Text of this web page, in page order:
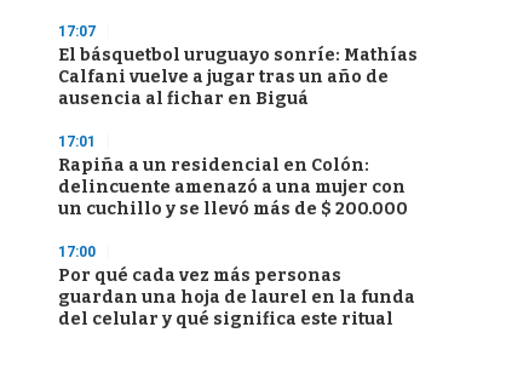
17:07
El básquetbol uruguayo sonríe: Mathías
Calfani vuelve a jugar tras un año de
ausencia al fichar en Biguá
17:01
Rapiña a un residencial en Colón:
delincuente amenazó a una mujer con
un cuchillo y se llevó más de $ 200.000
17:00
Por qué cada vez más personas
guardan una hoja de laurel en la funda
del celular y qué significa este ritual